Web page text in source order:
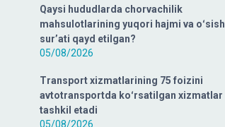
Qaysi hududlarda chorvachilik
mahsulotlarining yuqori hajmi va oʻsish
surʼati qayd etilgan?
05/08/2026
Transport xizmatlarining 75 foizini
avtotransportda koʻrsatilgan xizmatlar
tashkil etadi
05/08/2026